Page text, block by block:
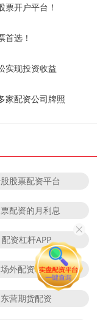
票开户平台！
首选！
实现投资收益
家配资公司牌照
股票配资平台
配资的月利息
配资杠杆APP
场外配资非法
东营期货配资